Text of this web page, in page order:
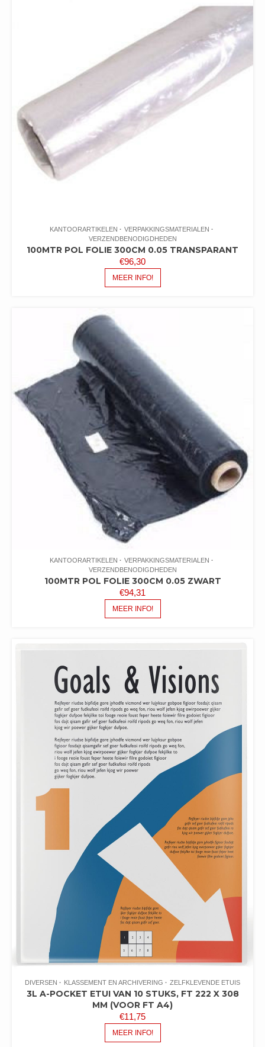
KANTOORARTIKELEN
VERPAKKINGSMATERIALEN
VERZENDBENODIGDHEDEN
100MTR POL FOLIE 300CM 0.05 TRANSPARANT
€96,30
MEER INFO!
KANTOORARTIKELEN
VERPAKKINGSMATERIALEN
VERZENDBENODIGDHEDEN
100MTR POL FOLIE 300CM 0.05 ZWART
€94,31
MEER INFO!
DIVERSEN KLASSEMENT EN ARCHIVERING ZELFKLEVENDE ETUIS
3L A-POCKET ETUI VAN 10 STUKS, FT 222 X 308
MM (VOOR FT A4)
€11,75
MEER INFO!